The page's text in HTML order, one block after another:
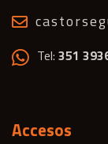
Tel: 351
Accesos